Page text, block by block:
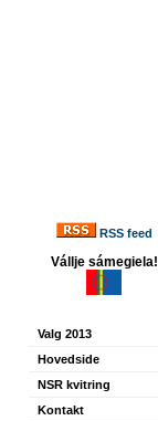
RSS feed
Vállje sámegiela!
Valg 2013
Hovedside
NSR kvitring
Kontakt